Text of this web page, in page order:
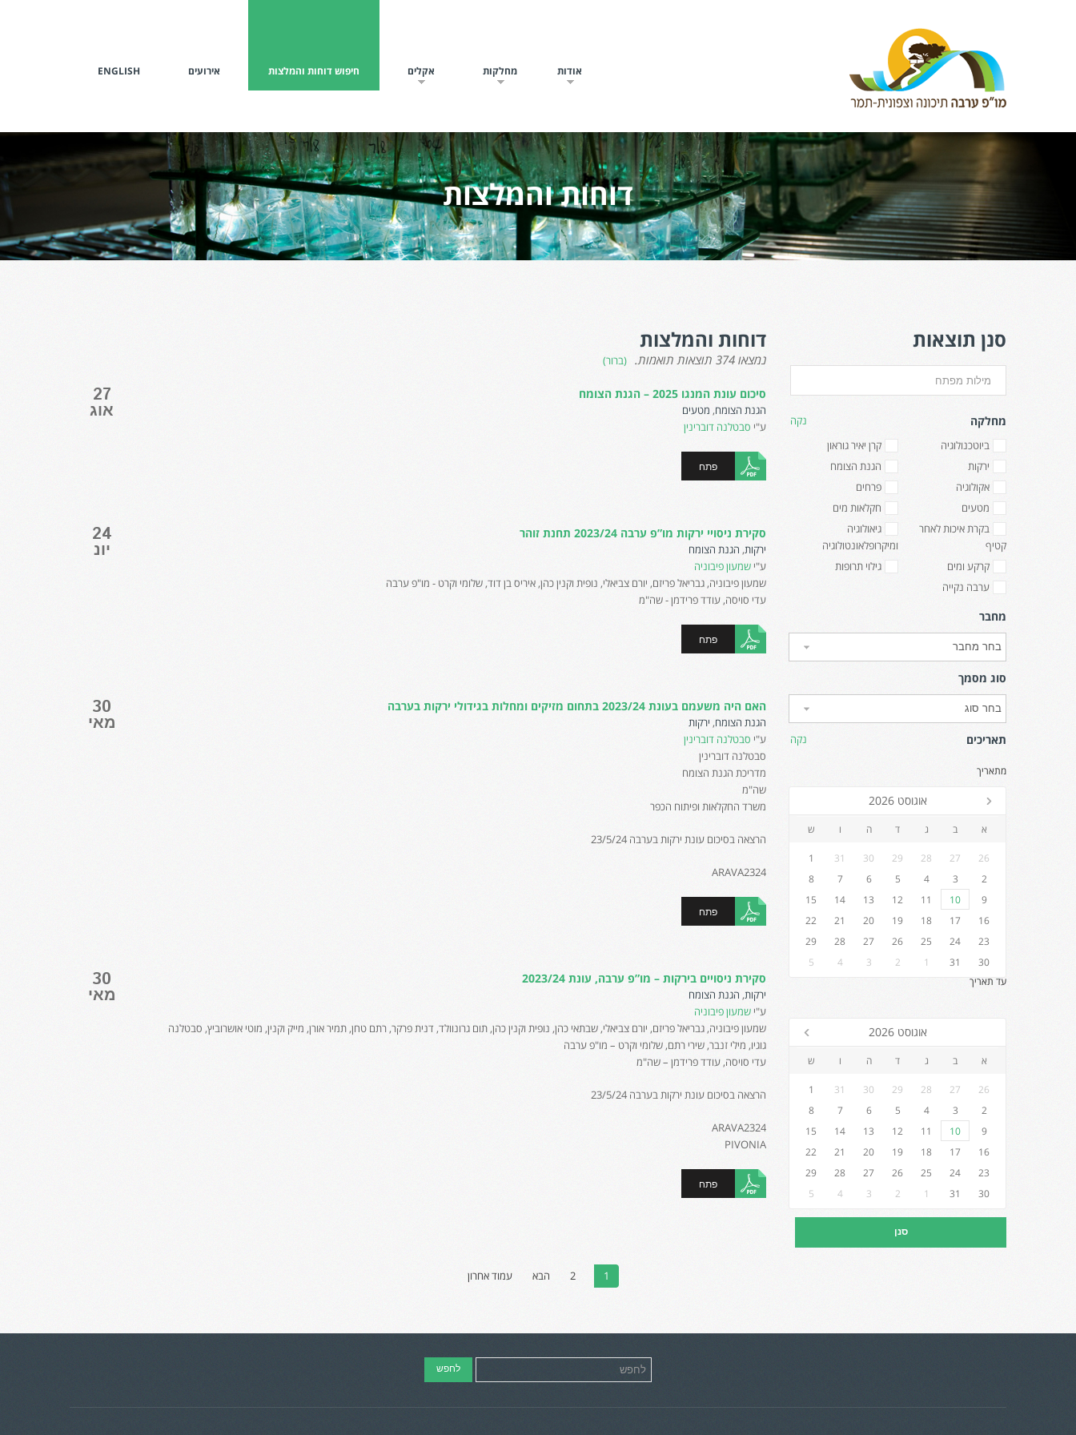
אודות מחלקות אקלים חיפוש דוחות והמלצות אירועים ENGLISH
דוחות והמלצות
סנן תוצאות
מחלקה
נקה
ביוטכנולוגיה
קרן יאיר גוראון
ירקות
הגנת הצומח
אקולוגיה
פרחים
מטעים
חקלאות מים
בקרת איכות לאחר
קטיף
גיאולוגיה
ומיקרופלאונטולוגיה
קרקע ומים
גילוי תרופות
ערבה נקייה
מחבר
סוג מסמך
תאריכים נקה
מתאריך
עד תאריך
אוגוסט 2026
א ב ג ד ה ו ש
26
27
28
29
30
31
1
2
3
4
5
6
7
8
9
10
11
12
13
14
15
16
17
18
19
20
21
22
23
24
25
26
27
28
29
30
31
1
2
3
4
5
אוגוסט 2026
א ב ג ד ה ו ש
26
27
28
29
30
31
1
2
3
4
5
6
7
8
9
10
11
12
13
14
15
16
17
18
19
20
21
22
23
24
25
26
27
28
29
30
31
1
2
3
4
5
דוחות והמלצות
נמצאו 374 תוצאות תואמות. (ברור)
27
אוג
סיכום עונת המנגו 2025 – הגנת הצומח
הגנת הצומח, מטעים
ע"י סבטלנה דוברינין
פתח
24
יונ
סקירת ניסויי ירקות מו”פ ערבה 2023/24 תחנת זוהר
ירקות, הגנת הצומח
ע"י שמעון פיבוניה
שמעון פיבוניה, גבריאל פריזם, יורם צביאלי, נופית וקנין כהן, איריס בן דוד, שלומי וקרט - מו"פ ערבה
עדי סויסה, עודד פרידמן - שה"מ
פתח
30
מאי
האם היה משעמם בעונת 2023/24 בתחום מזיקים ומחלות בגידולי ירקות בערבה
הגנת הצומח, ירקות
ע"י סבטלנה דוברינין
סבטלנה דוברינין
מדריכת הגנת הצומח
שה"מ
משרד החקלאות ופיתוח הכפר
הרצאה בסיכום עונת ירקות בערבה 23/5/24
ARAVA2324
פתח
30
מאי
סקירת ניסויים בירקות – מו”פ ערבה, עונת 2023/24
ירקות, הגנת הצומח
ע"י שמעון פיבוניה
שמעון פיבוניה, גבריאל פריזם, יורם צביאלי, שבתאי כהן, נופית וקנין כהן, תום גרונוולד, דנית פרקר, רתם טחן, תמיר אורן, מייק וקנין, מוטי אושרוביץ, סבטלנה
גוגיו, מילי זנבר, שירי רתם, שלומי וקרט – מו"פ ערבה
עדי סויסה, עודד פרידמן – שה"מ
הרצאה בסיכום עונת ירקות בערבה 23/5/24
ARAVA2324
PIVONIA
פתח
1
2 הבא עמוד אחרון